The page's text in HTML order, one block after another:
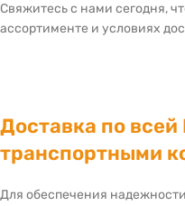
Свяжитесь с нами сегодня,
ассортименте и условиях
Доставка по
транспортными
Для обеспечения